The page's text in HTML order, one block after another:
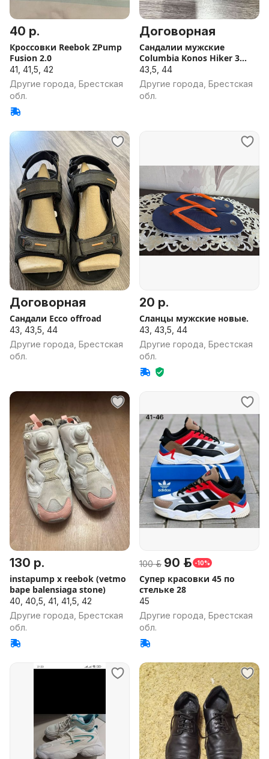
40 р.
Кроссовки Reebok ZPump
Fusion 2.0
41, 41,5, 42
Другие города, Брестская
обл.
Договорная
Сандалии мужские
Columbia Konos Hiker 3
brides
43,5, 44
Другие города, Брестская
обл.
Договорная
Сандали Ecco offroad
43, 43,5, 44
Другие города, Брестская
обл.
20 р.
Сланцы мужские новые.
43, 43,5, 44
Другие города, Брестская
обл.
130 р.
instapump x reebok (vetmo
bape balensiaga stone)
40, 40,5, 41, 41,5, 42
Другие города, Брестская
обл.
100 р. 90 р. -10%
Супер красовки 45 по
стельке 28
45
Другие города, Брестская
обл.